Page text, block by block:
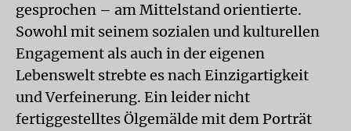
gesprochen – am Mittelstand orientierte.
Sowohl mit seinem sozialen und kulturellen
Engagement als auch in der eigenen
Lebenswelt strebte es nach Einzigartigkeit
und Verfeinerung. Ein leider nicht
fertiggestelltes Ölgemälde mit dem Porträt